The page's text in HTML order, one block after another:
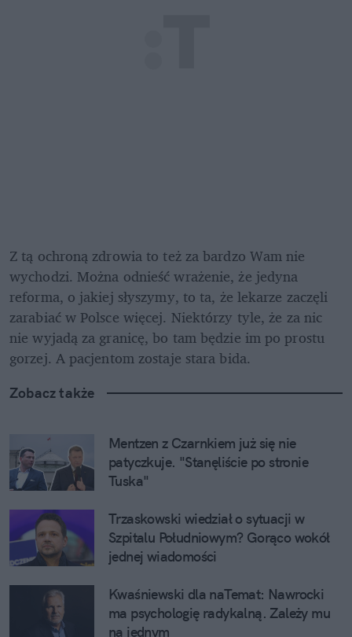
Z tą ochroną zdrowia to też za bardzo Wam nie
wychodzi. Można odnieść wrażenie, że jedyna
reforma, o jakiej słyszymy, to ta, że lekarze zaczęli
zarabiać w Polsce więcej. Niektórzy tyle, że za nic
nie wyjadą za granicę, bo tam będzie im po prostu
gorzej. A pacjentom zostaje stara bida.
Zobacz także
Mentzen z Czarnkiem już się nie
patyczkuje. "Stanęliście po stronie
Tuska"
Trzaskowski wiedział o sytuacji w
Szpitalu Południowym? Gorąco wokół
jednej wiadomości
Kwaśniewski dla naTemat: Nawrocki
ma psychologię radykalną. Zależy mu
na jednym